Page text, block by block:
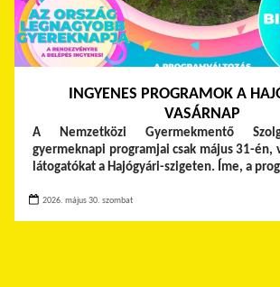
INGYENES PROGRAMOK A
VASÁRNAP
A Nemzetközi Gyermekmentő
gyermeknapi programjai csak május 31-én,
látogatókat a Hajógyári-szigeten. Íme, a
2026. május 30. szombat